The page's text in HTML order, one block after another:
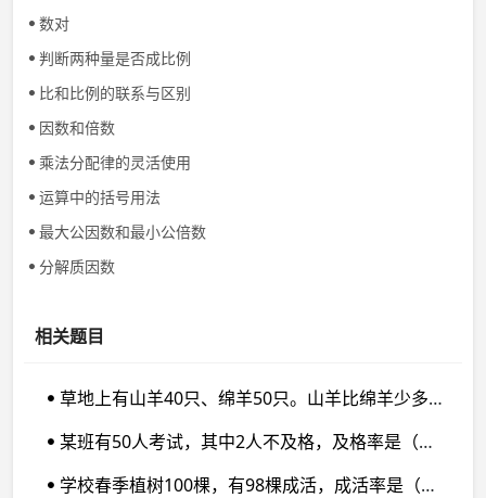
数对
判断两种量是否成比例
比和比例的联系与区别
因数和倍数
乘法分配律的灵活使用
运算中的括号用法
最大公因数和最小公倍数
分解质因数
相关题目
草地上有山羊40只、绵羊50只。山羊比绵羊少多少只？山羊的只数是绵羊的百分之几？绵羊的只数是山羊的百分之几？
某班有50人考试，其中2人不及格，及格率是（）%。
学校春季植树100棵，有98棵成活，成活率是（）%。